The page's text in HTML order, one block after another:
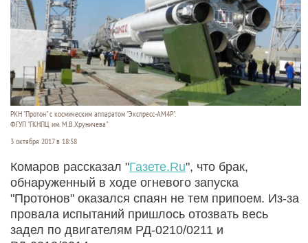
РКН "Протон" с космическим аппаратом "Экспресс-АМ4Р".
ФГУП "ГКНПЦ им. М.В.Хруничева"
3 октября 2017 в 18:58
Комаров рассказал "Газете.Ru", что брак,
обнаруженный в ходе огневого запуска
"Протонов" оказался спаян не тем припоем. Из-за
провала испытаний пришлось отозвать весь
задел по двигателям РД-0210/0211 и